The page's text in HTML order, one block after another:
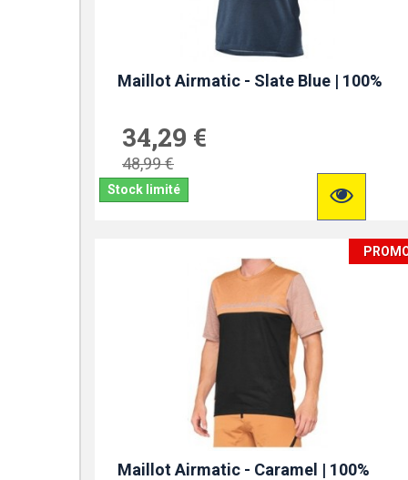
Maillot Airmatic - Slate Blue | 100%
34,29 €
48,99 €
Stock limité
Maillot Airmatic - Caramel | 100%